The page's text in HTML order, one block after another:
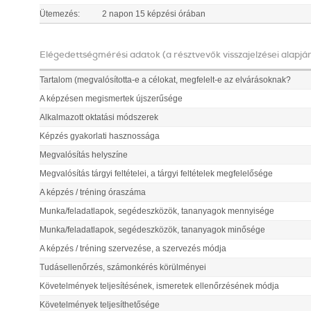
Ütemezés: 2 napon 15 képzési órában
Elégedettségmérési adatok (a résztvevők visszajelzései
Tartalom (megvalósította-e a célokat, megfelelt-e az elvárásoknak?
A képzésen megismertek újszerűsége
Alkalmazott oktatási módszerek
Képzés gyakorlati hasznossága
Megvalósítás helyszíne
Megvalósítás tárgyi feltételei, a tárgyi feltételek megfelelősége
A képzés / tréning óraszáma
Munka/feladatlapok, segédeszközök, tananyagok mennyisége
Munka/feladatlapok, segédeszközök, tananyagok minősége
A képzés / tréning szervezése, a szervezés módja
Tudásellenőrzés, számonkérés körülményei
Követelmények teljesítésének, ismeretek ellenőrzésének módja
Követelmények teljesíthetősége